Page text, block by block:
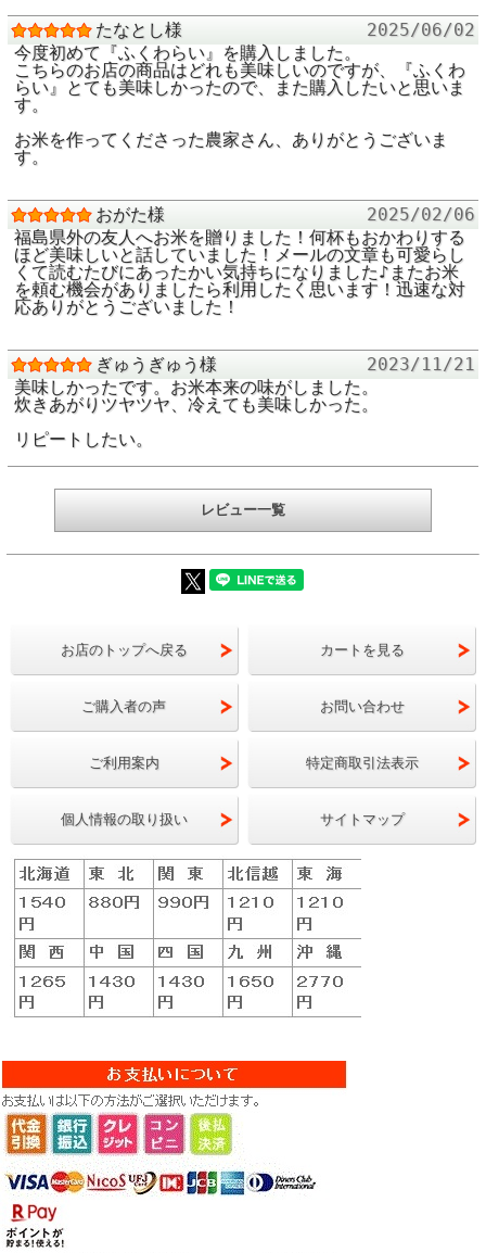
出典：福島県 プロモーション動画
日本一の米を
つくりたい。
米どころ、ふくしまの想いをのせて。
14年もの月日をかけてたどりついた
「かおり、あまみ、ふくよかさ」。
選ばれた作り手だけが育てることができる、
米どころ・ふくしまのトップブランド。
全国屈指の米どころ・福島県が、さらなる評価、新
しい美味しさを追求し 14年という歳月をかけて開
発したのが「福､笑い」。 「コシヒカリ」、「ひ
た ふくしま米の中で最上位に位置付けられます。
らかく炊きあがる」という、 これまでにない個性
的な食感・食味が持ち味。 その魅力を最大に引き
出すため、炊き方にもこだわってみると、 なおの
こと美味しいごはんと贅沢な時間を楽しめることで
ふくしま県ＧＡＰ認証契約栽培
ふくしま県ＧＡＰ（ＦＧＡＰ）認証とは、放射性物
質対策を含めた本県独自の基準に基づき、ＧＡＰを
実践する生産者、団体を県が認証する制度で、令和
4年12月から農林水産省の国際水準ＧＡＰガイドラ
インに準拠した新しい認証基準となりました。
GAP（Good Agricultural Practices：農業
生産工程管理）は、農業生産の各工程の実施、記
動であり、食品の安全性向上、環境の保全、労働安
全の確保等に資するとともに、農業経営の改善や効
率化につながる取組です。
厳しい審査基準をクリアして農業経営をすすめてい
るもりとう農園の「福、笑い」となります。
たなとし様
2025/06/02
今度初めて『ふくわらい』を購入しました。
こちらのお店の商品はどれも美味しいのですが、『ふくわ
らい』とても美味しかったので、また購入したいと思いま
す。
お米を作ってくださった農家さん、ありがとうございま
す。
おがた様
2025/02/06
福島県外の友人へお米を贈りました！何杯もおかわりする
ほど美味しいと話していました！メールの文章も可愛らし
くて読むたびにあったかい気持ちになりました♪またお米
を頼む機会がありましたら利用したく思います！迅速な対
応ありがとうございました！
ぎゅうぎゅう様
2023/11/21
美味しかったです。お米本来の味がしました。
炊きあがりツヤツヤ、冷えても美味しかった。
リピートしたい。
レビュー一覧
お店のトップへ戻る カートを見る
ご購入者の声 お問い合わせ
ご利用案内 特定商取引法表示
個人情報の取り扱い サイトマップ